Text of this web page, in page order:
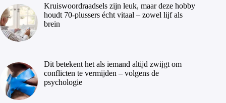
Kruiswoordraadsels zijn leuk, maar deze hobby
houdt 70-plussers écht vitaal – zowel lijf als
brein
Dit betekent het als iemand altijd zwijgt om
conflicten te vermijden – volgens de
psychologie